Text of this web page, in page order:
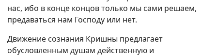
нас, ибо в конце концов только мы сами решаем,
предаваться нам Господу или нет.
Движение сознания Кришны предлагает
обусловленным душам действенную и